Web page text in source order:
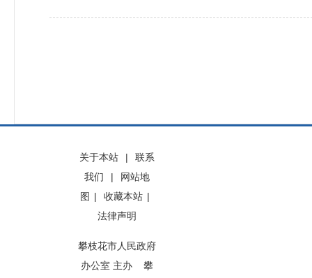
关于本站 |
联系
我们
|
网站地
图 | 收藏本站 |
法律声明
攀枝花市人民政府
办公室 主办 攀